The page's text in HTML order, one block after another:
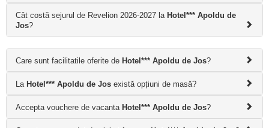
Cât costă sejurul de Revelion 2026-2027 la Hotel*** Apoldu de
Jos?
Care sunt facilitatile oferite de Hotel*** Apoldu de Jos?
La Hotel*** Apoldu de Jos există opțiuni de masă?
Accepta vouchere de vacanta Hotel*** Apoldu de Jos?